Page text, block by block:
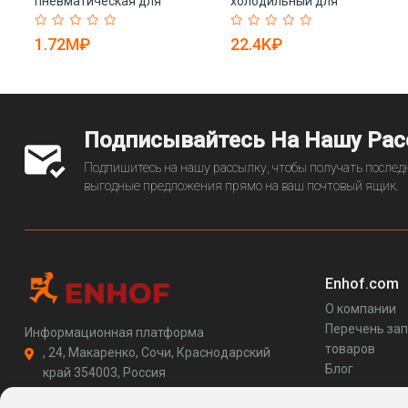
инженерной геологии KG510
(арт. 25-5082270)
1.72M₽
компрессора 8-10 бар (арт.
25-5081930)
22.4K₽
Подписывайтесь На Нашу
Подпишитесь на нашу рассылку, чтобы получать
выгодные предложения прямо на ваш почтовый ящик.
Информационная платформа
, 24, Макаренко, Сочи, Краснодарский
край 354003, Россия
Enhof.com
О компании
Перечень
товаров
Блог